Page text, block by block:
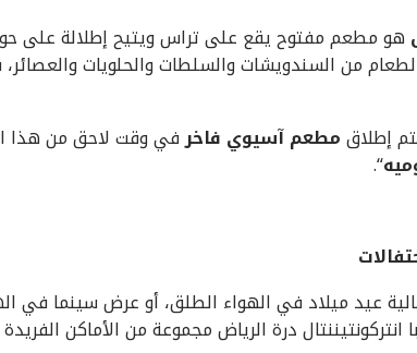
هو مطعم مفتوح يقع على تراس ويتيح إطلالة على
من السندويشات والسلطات والحلويات
إطلاقمطعم آسيوي فاخرفي وقت لاحق من هذا
“.
عيد ميلاد في الهواء الطلق، أو عرض سينما في
درة الرياض مجموعة من الأماكن الفريدة